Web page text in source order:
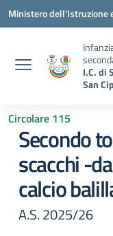
Vai ai contenuti
Vai al menu di navigazione
Vai al footer
Ministero dell'Istruzione
I.C. di
San
Circolare 115
Secondo
scacchi -
calcio
A.S. 2025/26